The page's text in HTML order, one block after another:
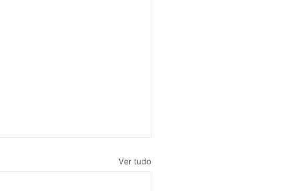
Ver tudo